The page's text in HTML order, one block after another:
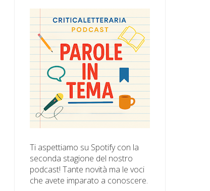
Ti aspettiamo su Spotify con la
seconda stagione del nostro
podcast! Tante novità ma le voci
che avete imparato a conoscere.